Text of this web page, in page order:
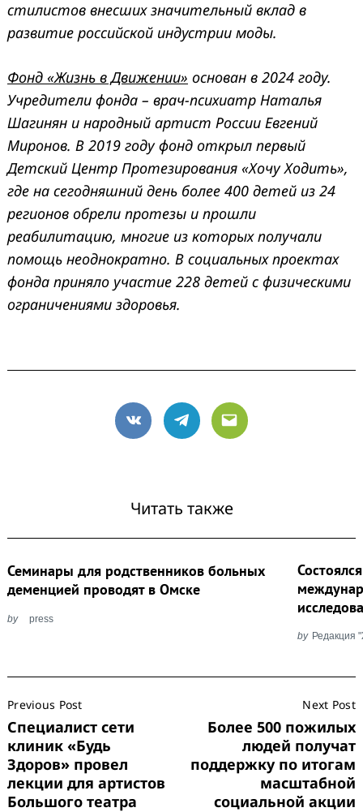
стилистов внесших значительный вклад в
развитие российской индустрии моды.
Фонд «Жизнь в Движении» основан в 2024 году.
Учредители фонда – врач-психиатр Наталья
Шагинян и народный артист России Евгений
Миронов. В 2019 году фонд открыл первый
Детский Центр Протезирования «Хочу Ходить»,
где на сегодняшний день более 400 детей из 24
регионов обрели протезы и прошли
реабилитацию, многие из которых получали
помощь неоднократно. В социальных проектах
фонда приняло участие 228 детей с физическими
ограничениями здоровья.
VK Telegram
Email
Читать также
Семинары для родственников больных
деменцией проводят в Омске
by press
by Редакция
Navigation
Previous Post
Специалист сети
клиник «Будь
Здоров» провел
лекции для артистов
Большого театра
Next Post
Более 500 пожилых
людей получат
поддержку по итогам
масштабной
социальной акции